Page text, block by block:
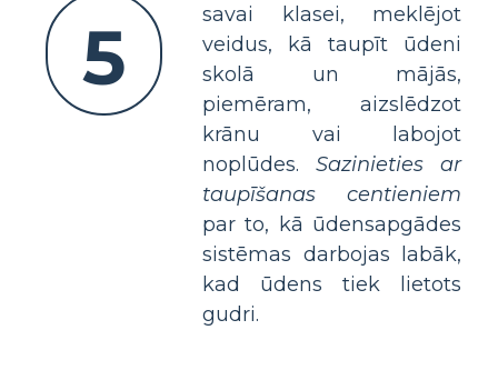
5
savai klasei, meklējot
veidus, kā taupīt ūdeni
skolā un mājās,
piemēram, aizslēdzot
krānu vai labojot
noplūdes. Sazinieties ar
taupīšanas centieniem
par to, kā ūdensapgādes
sistēmas darbojas labāk,
kad ūdens tiek lietots
gudri.